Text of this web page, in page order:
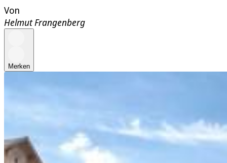
Von
Helmut Frangenberg
Merken